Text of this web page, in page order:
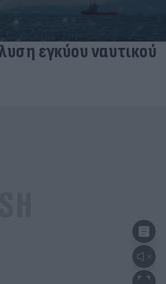
εγκύου ναυτικού